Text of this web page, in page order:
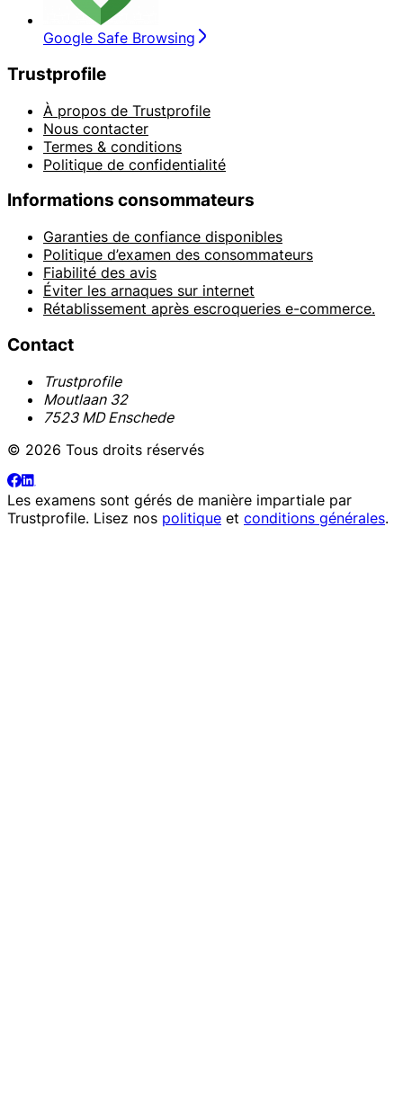
Google Safe Browsing
Trustprofile
À propos de Trustprofile
Nous contacter
Termes & conditions
Politique de confidentialité
Informations consommateurs
Garanties de confiance disponibles
Politique d’examen des consommateurs
Fiabilité des avis
Éviter les arnaques sur internet
Rétablissement après escroqueries e-commerce.
Contact
Trustprofile
Moutlaan 32
7523 MD Enschede
© 2026 Tous droits réservés
Les examens sont gérés de manière impartiale par
Trustprofile. Lisez nos politique et conditions générales.